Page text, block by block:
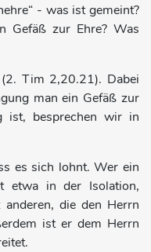
- was ist gemeint?
Gefäß zur Ehre? Was
Tim 2,20.21). Dabei
man ein Gefäß zur
ist, besprechen wir in
es sich lohnt. Wer ein
etwa in der Isolation,
die den Herrn
ist er dem Herrn